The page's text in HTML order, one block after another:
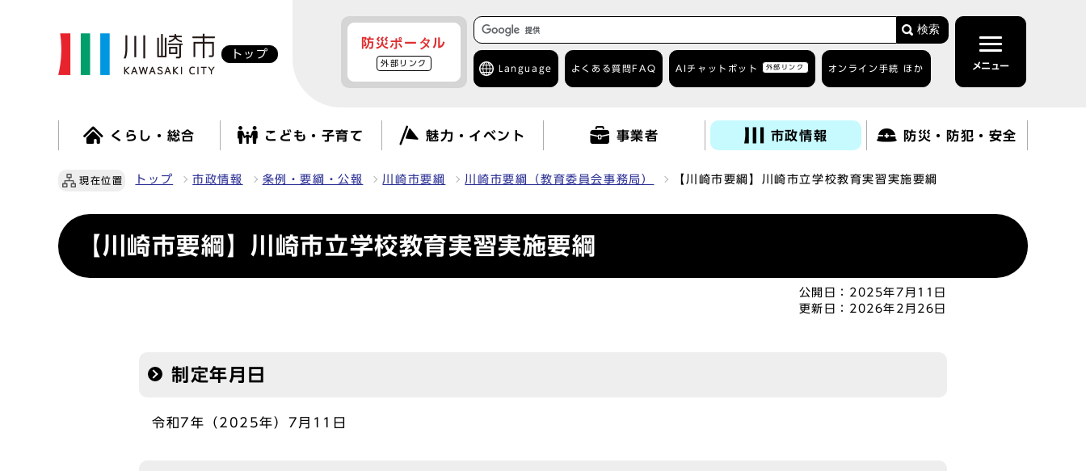
トップ
防災ポータル
外部リンク
検索
Language よくある質問 FAQ AIチャットボット 外部リンク オンライン手続 ほか メニュー
くらし・総合 こども・子育て 魅力・イベント 事業者 市政情報 防災・防犯・安全
現在位置 トップ 市政情報 条例・要綱・公報 川崎市要綱 川崎市要綱（教育委員会事務局） 【川崎市要綱】川崎市立学校教育実習実施要綱
【川崎市要綱】川崎市立学校教育実習実施要綱
公開日： 2025年7月11日
更新日： 2026年2月26日
制定年月日
令和7年（2025年）7月11日